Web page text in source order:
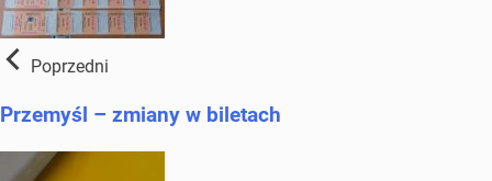
Poprzedni
Przemyśl – zmiany w biletach